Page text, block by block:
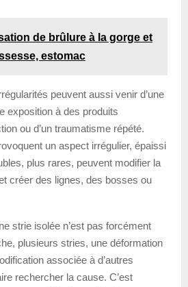
de brûlure à la gorge et
estomac
peuvent aussi venir d’une
exposition à des produits
ou d’un traumatisme répété.
un aspect irrégulier, épaissi
plus rares, peuvent modifier la
créer des lignes, des bosses ou
strie isolée n’est pas forcément
plusieurs stries, une déformation
associée à d’autres
rechercher la cause. C’est